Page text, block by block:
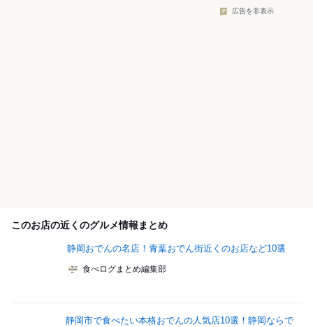
広告を非表示
このお店の近くのグルメ情報まとめ
静岡おでんの名店！青葉おでん街近くのお店など10選
食べログまとめ編集部
静岡市で食べたい本格おでんの人気店10選！静岡ならで